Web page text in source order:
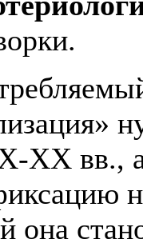
XX вв.,
она